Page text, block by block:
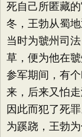
死自己所匿藏
冬，王勃从蜀
当时为虢州司
草，便为他在
参军期间，有
来，后来又怕
因此而犯了死
为蹊跷，王勃